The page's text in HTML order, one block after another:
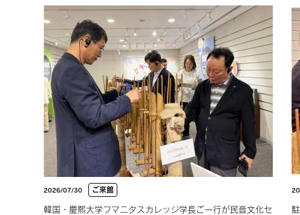
2026/07/30 ご来館
韓国・慶熙大学フマニタスカレッジ学長ご一行が民音文化セ